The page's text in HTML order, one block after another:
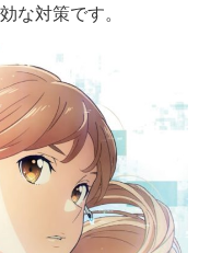
な対策です。